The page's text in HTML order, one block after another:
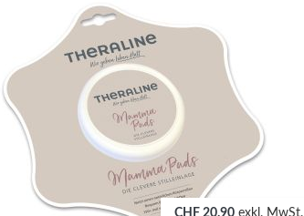
CHF 20.90 exkl. MwSt.